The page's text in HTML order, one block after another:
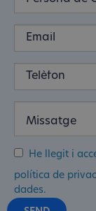
He llegit i
política de
dades.